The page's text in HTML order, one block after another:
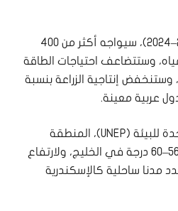
بحسب البنك الدولي (2023–2024)، سيواجه أكثر من 400
وستتضاعف احتياجات الطاقة
إنتاجية الزراعة بنسبة
وبحسب برنامج الأمم المتحدة للبيئة (UNEP)، المنطقة
معرضة لموجات حر تتجاوز 56–60 درجة في الخليج، ولارتفاع
ساحلية كالإسكندرية